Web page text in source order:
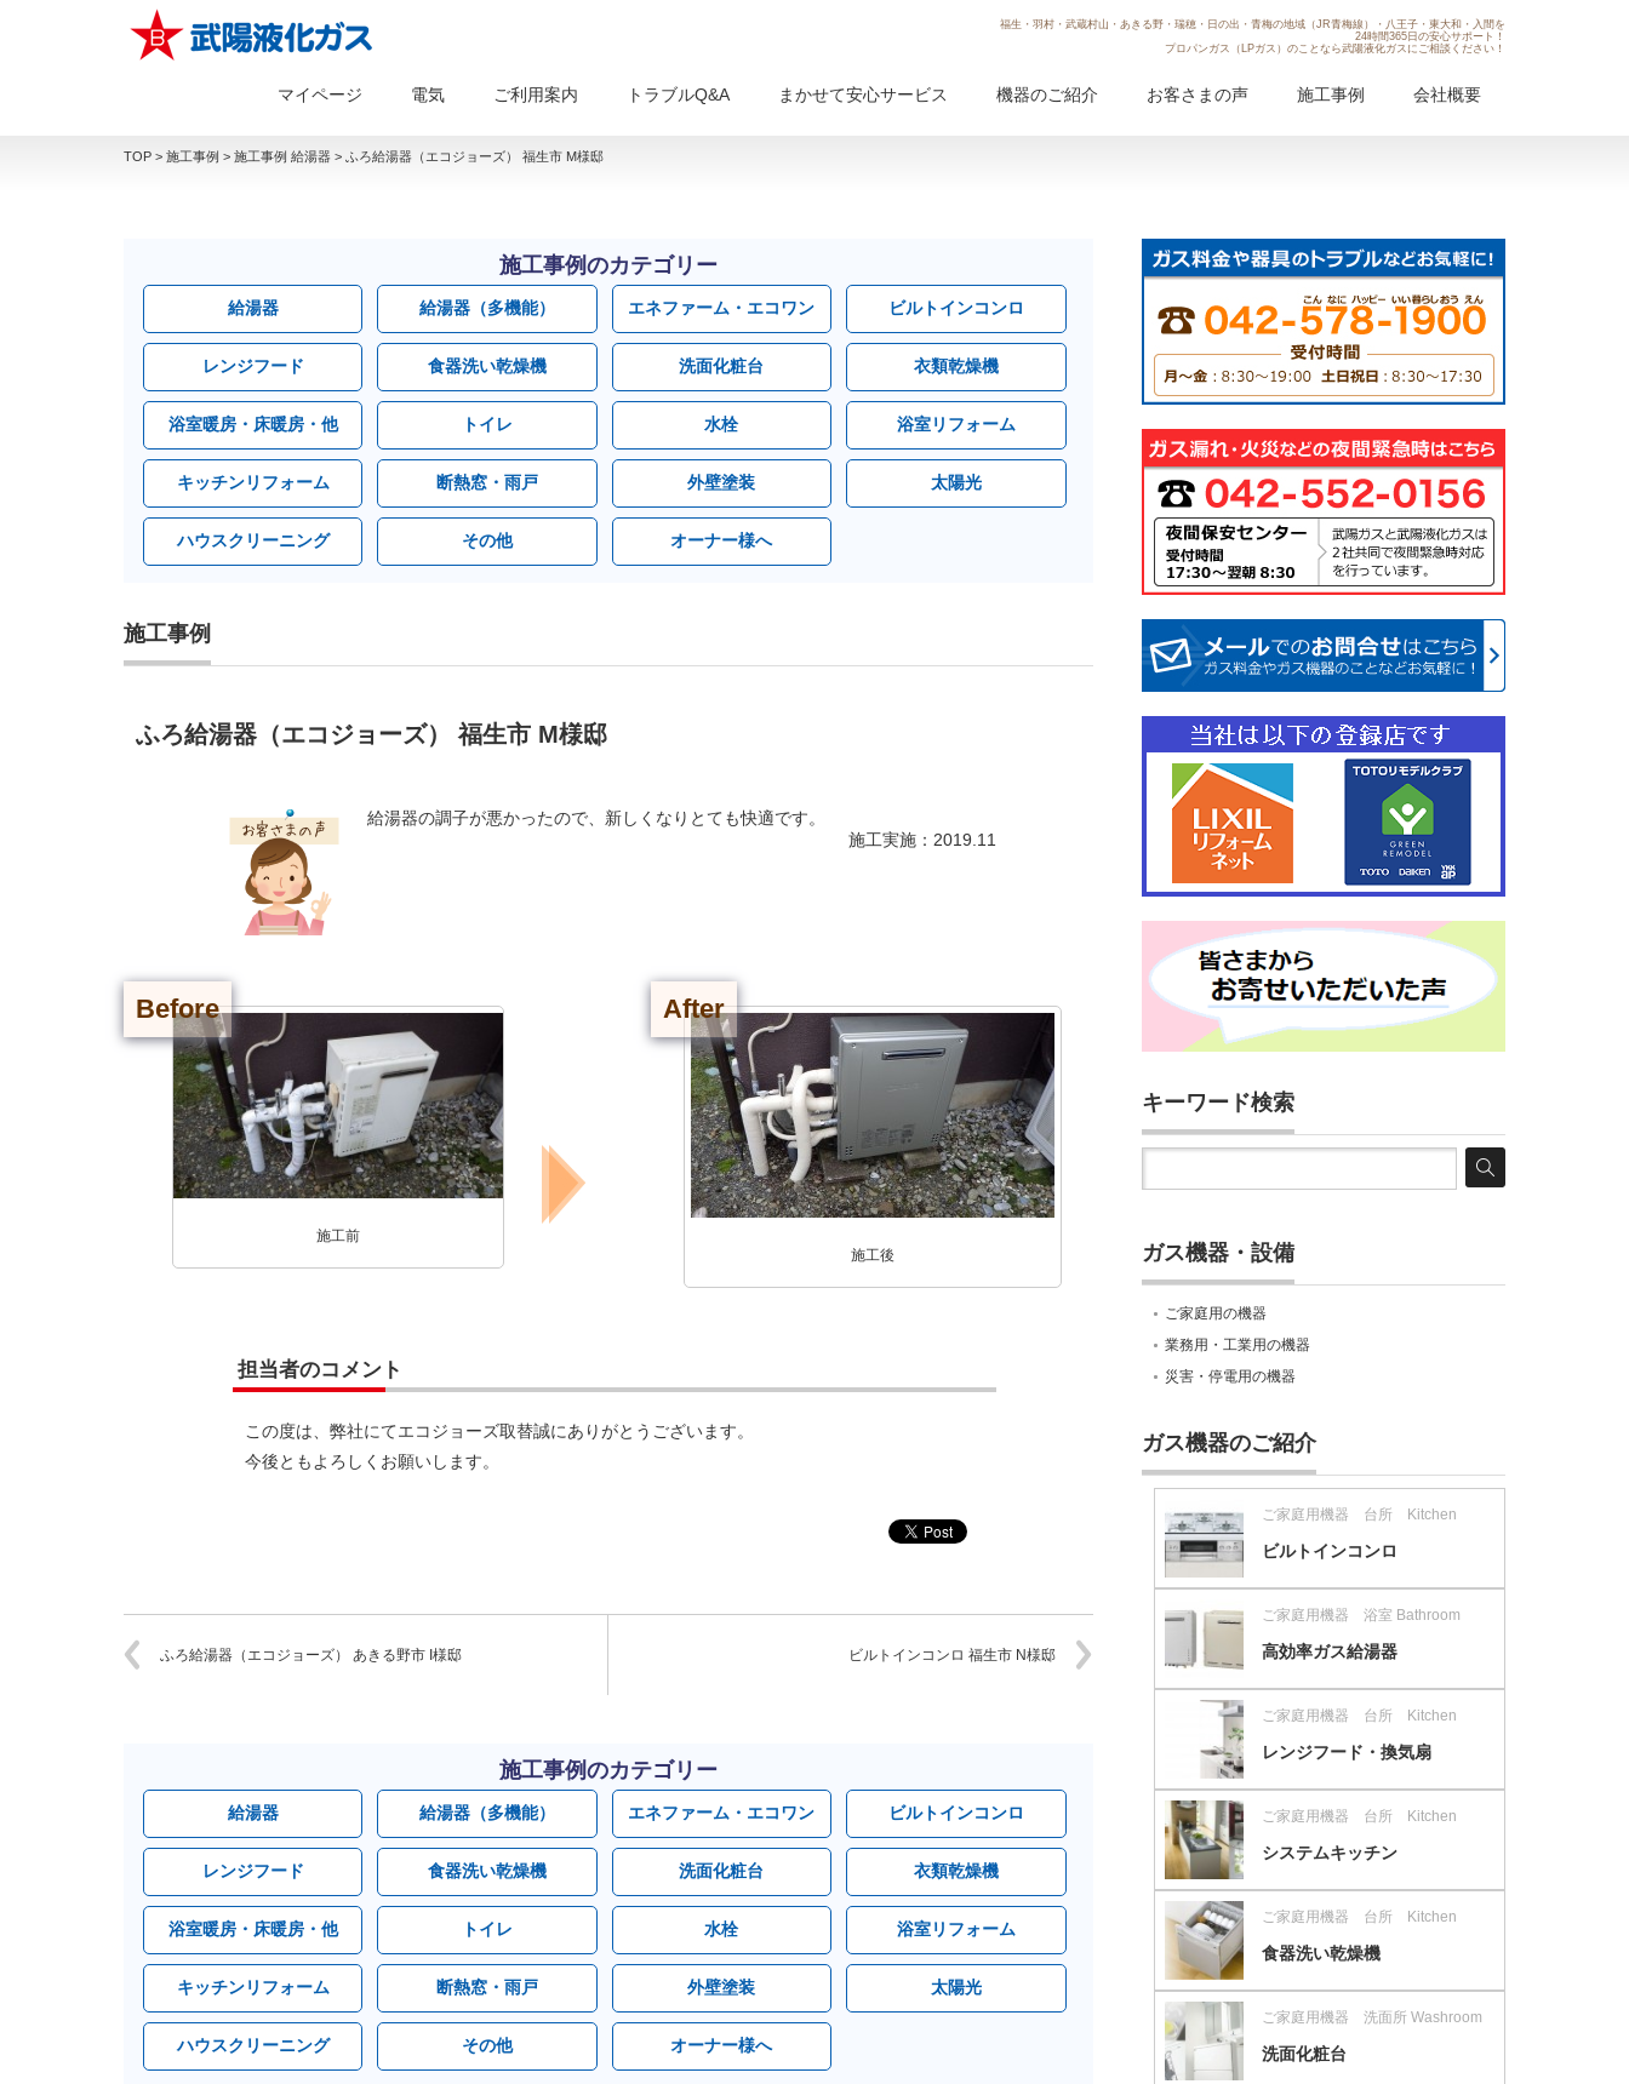
福生・羽村・武蔵村山・あきる野・瑞穂・日の出・青梅の地域（JR青梅線）・八王子・東大和・入間を
24時間365日の安心サポート！
プロパンガス（LPガス）のことなら武陽液化ガスにご相談ください！
マイページ 電気 ご利用案内 トラブルQ&A まかせて安心サービス 機器のご紹介 お客さまの声 施工事例 会社概要
TOP > 施工事例 > 施工事例 給湯器 > ふろ給湯器（エコジョーズ） 福生市 M様邸
施工事例のカテゴリー
給湯器 給湯器（多機能） エネファーム・エコワン ビルトインコンロ
レンジフード 食器洗い乾燥機 洗面化粧台 衣類乾燥機
浴室暖房・床暖房・他 トイレ 水栓 浴室リフォーム
キッチンリフォーム 断熱窓・雨戸 外壁塗装 太陽光
ハウスクリーニング その他 オーナー様へ
施工事例
ふろ給湯器（エコジョーズ） 福生市 M様邸
給湯器の調子が悪かったので、新しくなりとても快適です。
施工実施：2019.11
Before
施工前
After
施工後
担当者のコメント
この度は、弊社にてエコジョーズ取替誠にありがとうございます。
今後ともよろしくお願いします。
ふろ給湯器（エコジョーズ） あきる野市 I様邸 ビルトインコンロ 福生市 N様邸
施工事例のカテゴリー
給湯器 給湯器（多機能） エネファーム・エコワン ビルトインコンロ
レンジフード 食器洗い乾燥機 洗面化粧台 衣類乾燥機
浴室暖房・床暖房・他 トイレ 水栓 浴室リフォーム
キッチンリフォーム 断熱窓・雨戸 外壁塗装 太陽光
ハウスクリーニング その他 オーナー様へ
キーワード検索
ガス機器・設備
ご家庭用の機器
業務用・工業用の機器
災害・停電用の機器
ガス機器のご紹介
ご家庭用機器 台所 Kitchen
ビルトインコンロ
ご家庭用機器 浴室 Bathroom
高効率ガス給湯器
ご家庭用機器 台所 Kitchen
レンジフード・換気扇
ご家庭用機器 台所 Kitchen
システムキッチン
ご家庭用機器 台所 Kitchen
食器洗い乾燥機
ご家庭用機器 洗面所 Washroom
洗面化粧台